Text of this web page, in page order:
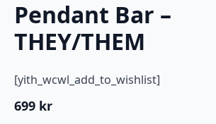
Pendant Bar –
THEY/THEM
[yith_wcwl_add_to_wishlist]
699 kr